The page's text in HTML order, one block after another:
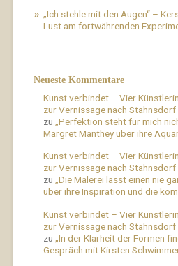
„Ich stehle mit den Augen“ –
Lust am fortwährenden
Neueste Kommentare
Kunst verbindet – Vier
zur Vernissage nach
zu „Perfektion steht für mich
Margret Manthey über ihre
Kunst verbindet – Vier
zur Vernissage nach
zu „Die Malerei lässt einen nie
über ihre Inspiration und die
Kunst verbindet – Vier
zur Vernissage nach
zu „In der Klarheit der Formen
Gespräch mit Kirsten